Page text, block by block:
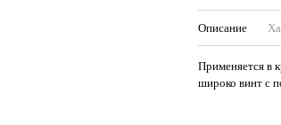
Описание
Применяется в
широко винт с